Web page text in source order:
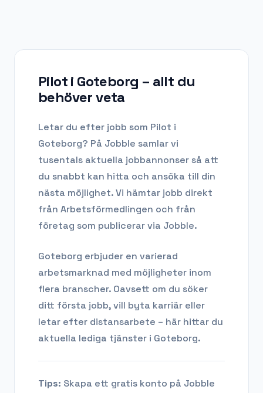
Pilot i Goteborg – allt du
behöver veta
Letar du efter jobb som Pilot i
Goteborg? På Jobble samlar vi
tusentals aktuella jobbannonser så att
du snabbt kan hitta och ansöka till din
nästa möjlighet. Vi hämtar jobb direkt
från Arbetsförmedlingen och från
företag som publicerar via Jobble.
Goteborg erbjuder en varierad
arbetsmarknad med möjligheter inom
flera branscher. Oavsett om du söker
ditt första jobb, vill byta karriär eller
letar efter distansarbete – här hittar du
aktuella lediga tjänster i Goteborg.
Tips: Skapa ett gratis konto på Jobble